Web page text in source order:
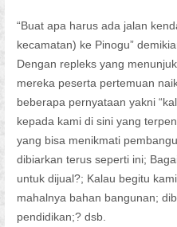
“Buat apa harus ada jalan
kecamatan) ke Pinogu”
Dengan repleks yang
mereka peserta pertemuan
beberapa pernyataan yakni
kepada kami di sini yang
yang bisa menikmati
dibiarkan terus seperti ini;
untuk dijual?; Kalau begitu
mahalnya bahan bangunan;
pendidikan;? dsb.